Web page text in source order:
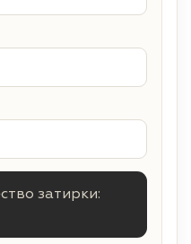
затирки: